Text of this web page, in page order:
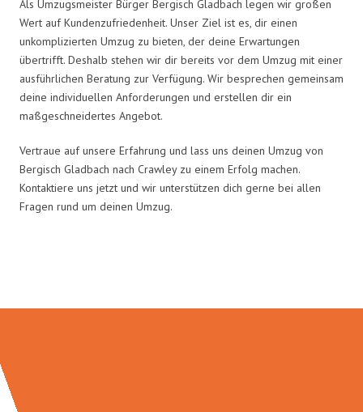
Als Umzugsmeister Bürger Bergisch Gladbach legen wir großen
Wert auf Kundenzufriedenheit. Unser Ziel ist es, dir einen
unkomplizierten Umzug zu bieten, der deine Erwartungen
übertrifft. Deshalb stehen wir dir bereits vor dem Umzug mit einer
ausführlichen Beratung zur Verfügung. Wir besprechen gemeinsam
deine individuellen Anforderungen und erstellen dir ein
maßgeschneidertes Angebot.
Vertraue auf unsere Erfahrung und lass uns deinen Umzug von
Bergisch Gladbach nach Crawley zu einem Erfolg machen.
Kontaktiere uns jetzt und wir unterstützen dich gerne bei allen
Fragen rund um deinen Umzug.